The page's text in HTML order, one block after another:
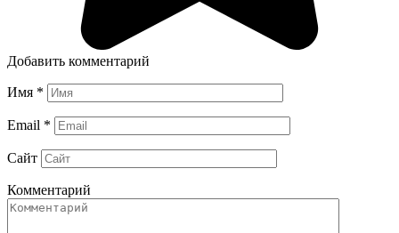
Добавить комментарий
Имя *
Email *
Сайт
Комментарий